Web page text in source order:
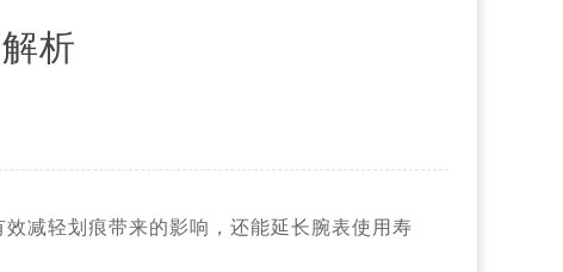
析
减轻划痕带来的影响，还能延长腕表使用寿